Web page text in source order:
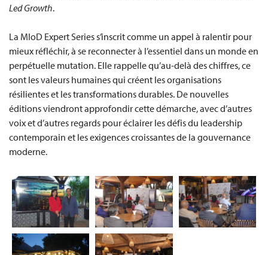
Led Growth.
La MIoD Expert Series s’inscrit comme un appel à ralentir pour
mieux réfléchir, à se reconnecter à l’essentiel dans un monde en
perpétuelle mutation. Elle rappelle qu’au-delà des chiffres, ce
sont les valeurs humaines qui créent les organisations
résilientes et les transformations durables. De nouvelles
éditions viendront approfondir cette démarche, avec d’autres
voix et d’autres regards pour éclairer les défis du leadership
contemporain et les exigences croissantes de la gouvernance
moderne.